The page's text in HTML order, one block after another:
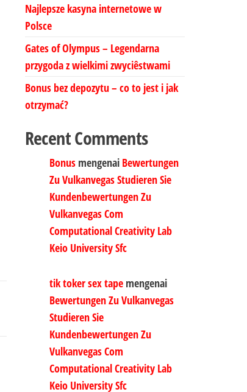
Najlepsze kasyna internetowe w
Polsce
Gates of Olympus – Legendarna
przygoda z wielkimi zwyciêstwami
Bonus bez depozytu – co to jest i jak
otrzymać?
Recent Comments
Bonusmengenai Bewertungen
Zu Vulkanvegas Studieren Sie
Kundenbewertungen Zu
Vulkanvegas Com
Computational Creativity Lab
Keio University Sfc
tik toker sex tapemengenai
Bewertungen Zu Vulkanvegas
Studieren Sie
Kundenbewertungen Zu
Vulkanvegas Com
Computational Creativity Lab
Keio University Sfc